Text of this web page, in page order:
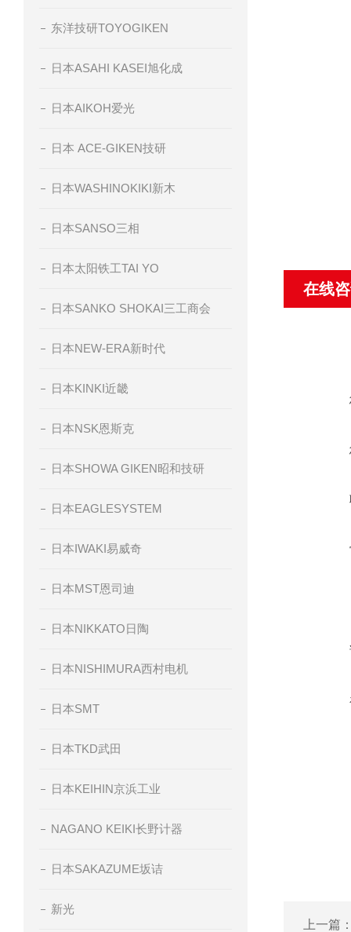
东洋技研TOYOGIKEN
日本ASAHI KASEI旭化成
日本AIKOH爱光
日本 ACE-GIKEN技研
日本WASHINOKIKI新木
日本SANSO三相
日本太阳铁工TAI YO
日本SANKO SHOKAI三工商会
日本NEW-ERA新时代
日本KINKI近畿
日本NSK恩斯克
日本SHOWA GIKEN昭和技研
日本EAGLESYSTEM
日本IWAKI易威奇
日本MST恩司迪
日本NIKKATO日陶
日本NISHIMURA西村电机
日本SMT
日本TKD武田
日本KEIHIN京浜工业
NAGANO KEIKI长野计器
日本SAKAZUME坂诘
新光
在线
上一篇